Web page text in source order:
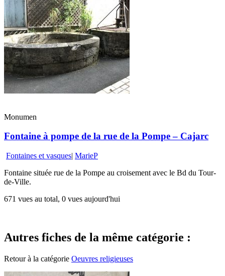
Monumen
Fontaine à pompe de la rue de la Pompe – Cajarc
Fontaines et vasques| MarieP
Fontaine située rue de la Pompe au croisement avec le Bd du Tour-
de-Ville.
671 vues au total, 0 vues aujourd'hui
Autres fiches de la même catégorie :
Retour à la catégorie Oeuvres religieuses